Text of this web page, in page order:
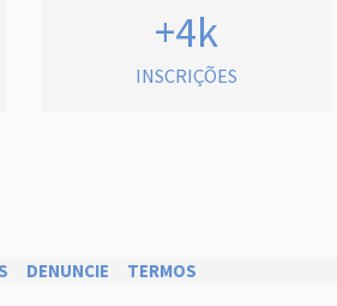
+4k
INSCRIÇÕES
DENUNCIE TERMOS